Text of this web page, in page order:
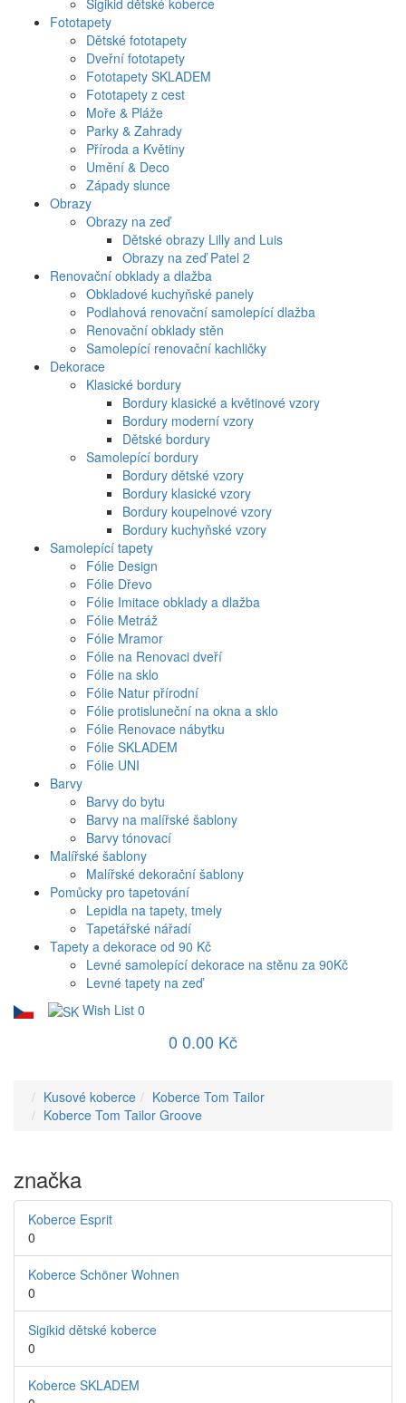
Sigikid dětské koberce
Fototapety
Dětské fototapety
Dveřní fototapety
Fototapety SKLADEM
Fototapety z cest
Moře & Pláže
Parky & Zahrady
Příroda a Květiny
Umění & Deco
Západy slunce
Obrazy
Obrazy na zeď
Dětské obrazy Lilly and Luis
Obrazy na zeď Patel 2
Renovační obklady a dlažba
Obkladové kuchyňské panely
Podlahová renovační samolepící dlažba
Renovační obklady stěn
Samolepící renovační kachličky
Dekorace
Klasické bordury
Bordury klasické a květinové vzory
Bordury moderní vzory
Dětské bordury
Samolepící bordury
Bordury dětské vzory
Bordury klasické vzory
Bordury koupelnové vzory
Bordury kuchyňské vzory
Samolepící tapety
Fólie Design
Fólie Dřevo
Fólie Imitace obklady a dlažba
Fólie Metráž
Fólie Mramor
Fólie na Renovaci dveří
Fólie na sklo
Fólie Natur přírodní
Fólie protisluneční na okna a sklo
Fólie Renovace nábytku
Fólie SKLADEM
Fólie UNI
Barvy
Barvy do bytu
Barvy na malířské šablony
Barvy tónovací
Malířské šablony
Malířské dekorační šablony
Pomůcky pro tapetování
Lepidla na tapety, tmely
Tapetářské nářadí
Tapety a dekorace od 90 Kč
Levné samolepící dekorace na stěnu za 90Kč
Levné tapety na zeď
Wish List 0
0 0.00 Kč
Kusové koberce
Koberce Tom Tailor
Koberce Tom Tailor Groove
značka
Koberce Esprit
0
Koberce Schöner Wohnen
0
Sigikid dětské koberce
0
Koberce SKLADEM